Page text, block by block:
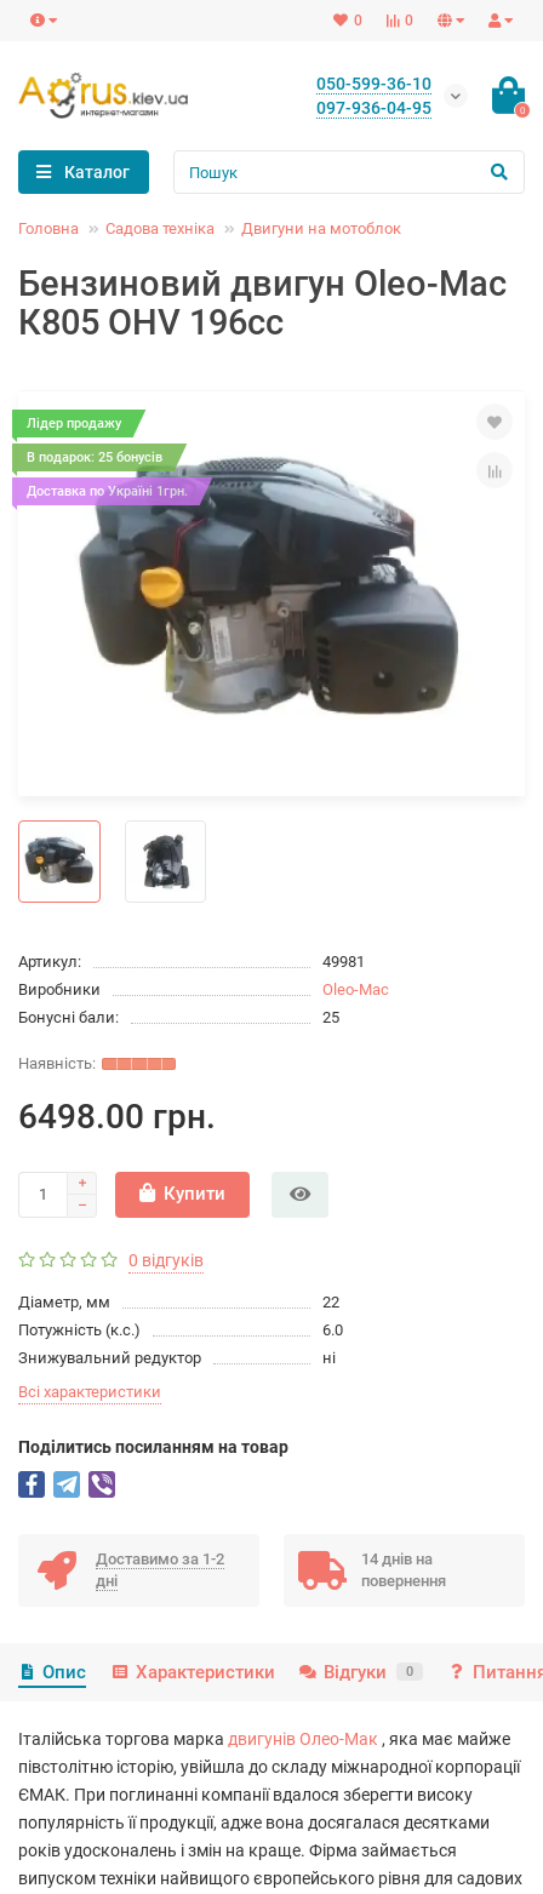
0
0
050-599-36-10
097-936-04-95
0
Каталог
Головна Садова техніка Двигуни на мотоблок
Бензиновий двигун Oleo-Mac
К805 OHV 196сс
Лідер продажу
В подарок: 25 бонусів
Доставка по Україні 1грн.
Артикул:
49981
Виробники
Oleo-Mac
Бонусні бали:
25
6498.00 грн.
Купити
0 відгуків
Діаметр, мм
22
Потужність (к.с.)
6.0
Знижувальний редуктор
ні
Всі характеристики
Подiлитись посиланням на товар
Доставимо за 1-2
дні
14 днів на
повернення
Опис Характеристики Відгуки 0
Італійська торгова марка двигунів Олео-Мак , яка має майже
півстолітню історію, увійшла до складу міжнародної корпорації
ЄМАК. При поглинанні компанії вдалося зберегти високу
популярність її продукції, адже вона досягалася десятками
років удосконалень і змін на краще. Фірма займається
випуском техніки найвищого європейського рівня для садових